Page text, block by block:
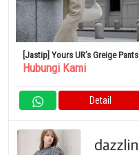
[Jastip] Yours UR’s Greige Pants
Hubungi Kami
Detail